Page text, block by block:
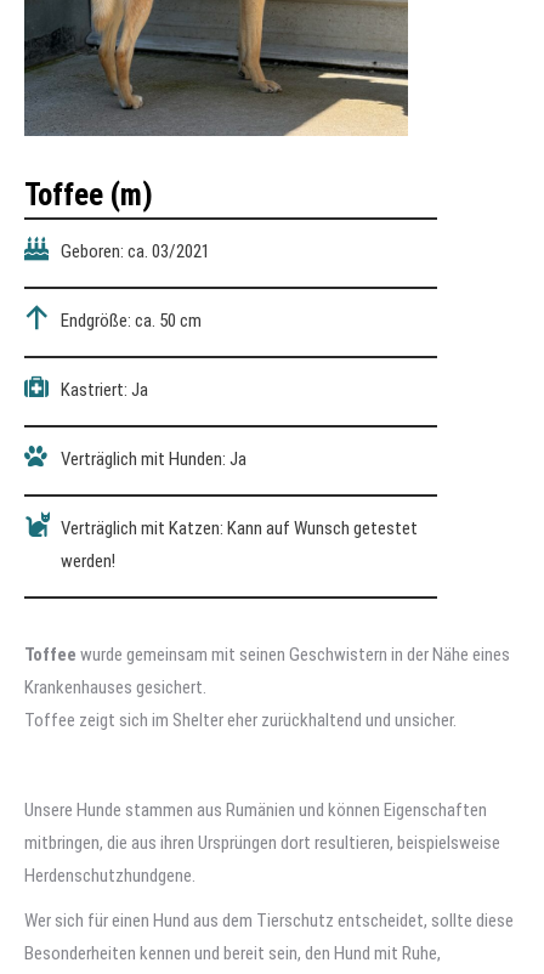
Toffee (m)
Geboren: ca. 03/2021
Endgröße: ca. 50 cm
Kastriert: Ja
Verträglich mit Hunden: Ja
Verträglich mit Katzen: Kann auf Wunsch getestet
werden!
Toffee wurde gemeinsam mit seinen Geschwistern in der Nähe eines
Krankenhauses gesichert.
Toffee zeigt sich im Shelter eher zurückhaltend und unsicher.
Unsere Hunde stammen aus Rumänien und können Eigenschaften
mitbringen, die aus ihren Ursprüngen dort resultieren, beispielsweise
Herdenschutzhundgene.
Wer sich für einen Hund aus dem Tierschutz entscheidet, sollte diese
Besonderheiten kennen und bereit sein, den Hund mit Ruhe,